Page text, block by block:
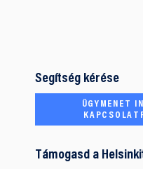
Segítség kérése
ÜGYMENET
Támogasd a